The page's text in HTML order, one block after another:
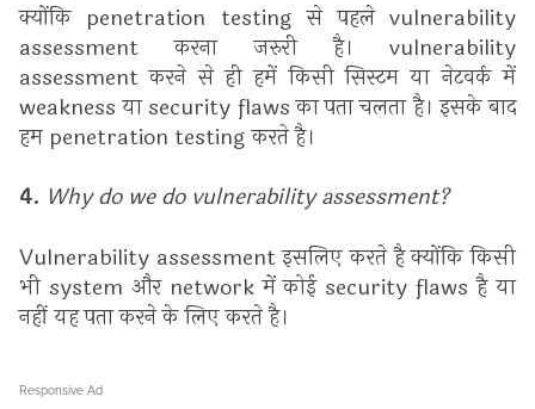
क्योंकि penetration testing से पहले vulnerability
assessment करना जरुरी है। vulnerability
assessment करने से ही हमें किसी सिस्टम या नेटवर्क में
weakness या security flaws का पता चलता है। इसके बाद
हम penetration testing करते है।
4. Why do we do vulnerability assessment?
Vulnerability assessment इसलिए करते है क्योंकि किसी
भी system और network में कोई security flaws है या
नहीं यह पता करने के लिए करते है।
Responsive Ad